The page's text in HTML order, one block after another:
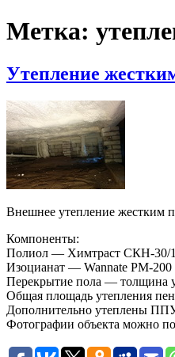
Метка:
Утепление
Внешнее утепление жестким
Компоненты:
Полиол — Химтраст СКН-30/
Изоцианат — Wannate PM-200
Перекрытие пола — толщина
Общая площадь утепления
Дополнительно утеплены
Фотографии объекта можно